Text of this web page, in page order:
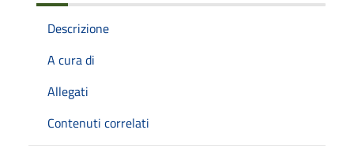
Descrizione
A cura di
Allegati
Contenuti correlati